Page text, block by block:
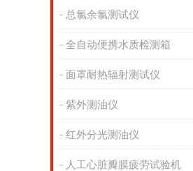
总氯余氯测试仪
全自动便携水质检测箱
面罩耐热辐射测试仪
紫外测油仪
红外分光测油仪
人工心脏瓣膜疲劳试验机